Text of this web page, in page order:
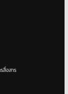
สื่อสาร